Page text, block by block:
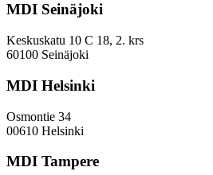
parantaa
EVP-
indeksissä?
MDI Seinäjoki
Keskuskatu 10 C 18, 2. krs
60100 Seinäjoki
MDI Helsinki
Osmontie 34
00610 Helsinki
MDI Tampere